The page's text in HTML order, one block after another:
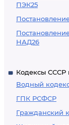
ПЭК25
НАД26
Кодексы
Водный
ГПК РСФСР
Гражданский